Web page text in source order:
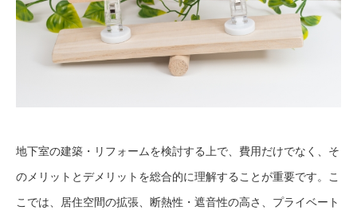
地下室の建築・リフォームを検討する上で、費用だけでなく、そ
のメリットとデメリットを総合的に理解することが重要です。こ
こでは、居住空間の拡張、断熱性・遮音性の高さ、プライベート